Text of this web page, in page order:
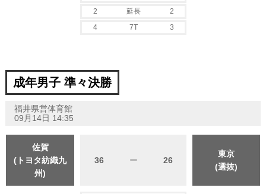
2
延長
2
4
7T 3
成年男子 準々決勝
福井県営体育館
09月14日 14:35
佐賀
(トヨタ紡織九
州)
36 ー 26
東京
(選抜)